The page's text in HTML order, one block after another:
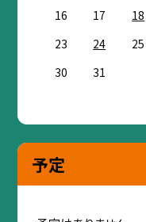
16
17 18
23
24 25
30
31
予定